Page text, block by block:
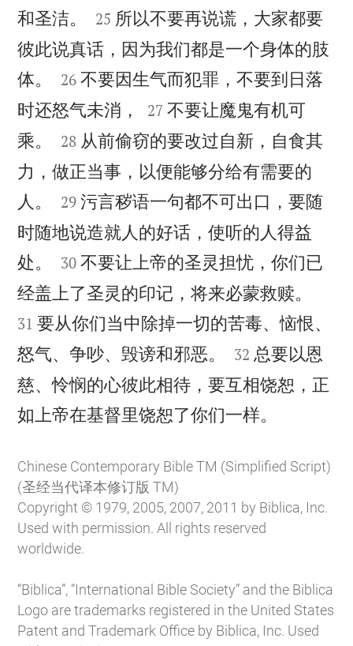
和圣洁。


25 所以不要再说谎，大家都要
彼此说真话，因为我们都是一个身体的肢
体。


26 不要因生气而犯罪，不要到日落
时还怒气未消，


27 不要让魔鬼有机可
乘。


28 从前偷窃的要改过自新，自食其
力，做正当事，以便能够分给有需要的
人。


29 污言秽语一句都不可出口，要随
时随地说造就人的好话，使听的人得益
处。


30 不要让上帝的圣灵担忧，你们已
经盖上了圣灵的印记，将来必蒙救赎。
31 要从你们当中除掉一切的苦毒、恼恨、
怒气、争吵、毁谤和邪恶。


32 总要以恩
慈、怜悯的心彼此相待，要互相饶恕，正
如上帝在基督里饶恕了你们一样。
Chinese Contemporary Bible TM (Simplified Script)
(圣经当代译本修订版 TM)
Copyright © 1979, 2005, 2007, 2011 by Biblica, Inc.
Used with permission. All rights reserved
worldwide.
“Biblica”, “International Bible Society” and the Biblica
Logo are trademarks registered in the United States
Patent and Trademark Office by Biblica, Inc. Used